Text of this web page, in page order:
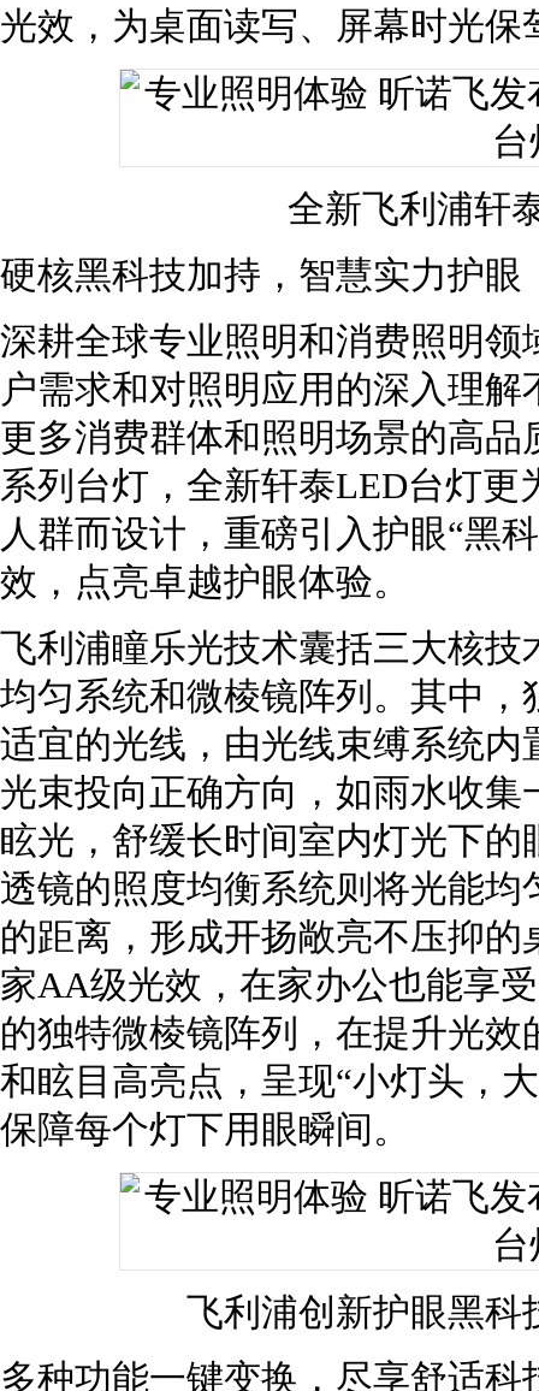
光效，为桌面读写、屏幕时光保
全新飞利浦轩
硬核黑科技加持，智慧实力护眼
深耕全球专业照明和消费照明
户需求和对照明应用的深入理
更多消费群体和照明场景的高
系列台灯，全新轩泰LED台灯
人群而设计，重磅引入护眼“黑
效，点亮卓越护眼体验。
飞利浦瞳乐光技术囊括三大核
均匀系统和微棱镜阵列。其中
适宜的光线，由光线束缚系统内
光束投向正确方向，如雨水收
眩光，舒缓长时间室内灯光下
透镜的照度均衡系统则将光能
的距离，形成开扬敞亮不压抑
家AA级光效，在家办公也能享
的独特微棱镜阵列，在提升光
和眩目高亮点，呈现“小灯头，
保障每个灯下用眼瞬间。
飞利浦创新护眼黑
多种功能一键变换，尽享舒适科